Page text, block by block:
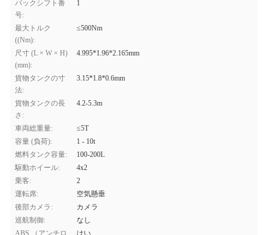
バックシフト番
号:
1
最大トルク
((Nm):
≤500Nm
尺寸 (L × W × H)
(mm):
4.995*1.96*2.165mm
貨物タンクの寸
法:
3.15*1.8*0.6mm
貨物タンクの長
さ:
4.2-5.3m
車両総重量:
≤5T
容量 (負荷):
1 - 10t
燃料タンク容量:
100-200L
駆動ホイール:
4x2
乗客:
2
運転席:
空気懸垂
後部カメラ:
カメラ
巡航制御:
なし
ABS （アンチロ
はい